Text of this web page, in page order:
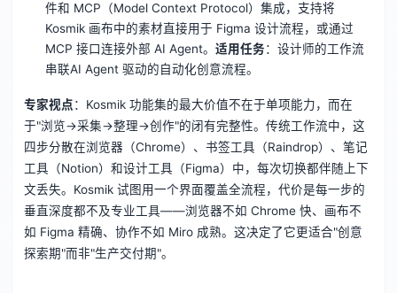
件和 MCP（Model Context Protocol）集成，支持将
Kosmik 画布中的素材直接用于 Figma 设计流程，或通过
MCP 接口连接外部 AI Agent。 适用任务：设计师的工作流
串联AI Agent 驱动的自动化创意流程。
专家视点：Kosmik 功能集的最大价值不在于单项能力，而在
于"浏览→采集→整理→创作"的闭有完整性。传统工作流中，这
四步分散在浏览器（Chrome）、书签工具（Raindrop）、笔记
工具（Notion）和设计工具（Figma）中，每次切换都伴随上下
文丢失。Kosmik 试图用一个界面覆盖全流程，代价是每一步的
垂直深度都不及专业工具——浏览器不如 Chrome 快、画布不
如 Figma 精确、协作不如 Miro 成熟。这决定了它更适合"创意
探索期"而非"生产交付期"。